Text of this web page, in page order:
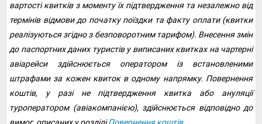
вартості квитків з моменту їх підтвердження та незалежно від
термінів відмови до початку поїздки та факту оплати (квитки
реалізуються згідно з безповоротним тарифом). Внесення змін
до паспортних даних туристів у виписаних квитках на чартерні
авіарейси здійснюється оператором із встановленими
штрафами за кожен квиток в одному напрямку. Повернення
коштів, у разі не підтвердження квитка або ануляції
туроператором (авіакомпанією), здійснюється відповідно до